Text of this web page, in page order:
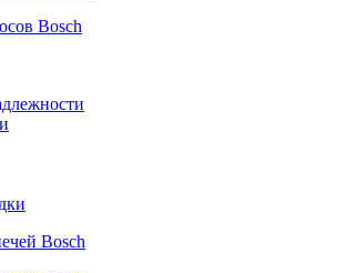
Bosch
Bosch